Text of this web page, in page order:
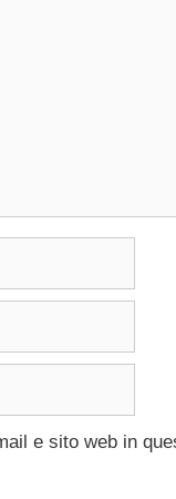
e sito web in